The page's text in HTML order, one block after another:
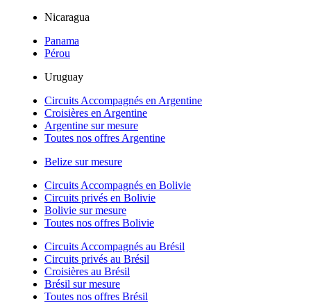
Nicaragua
Panama
Pérou
Uruguay
Circuits Accompagnés en Argentine
Croisières en Argentine
Argentine sur mesure
Toutes nos offres Argentine
Belize sur mesure
Circuits Accompagnés en Bolivie
Circuits privés en Bolivie
Bolivie sur mesure
Toutes nos offres Bolivie
Circuits Accompagnés au Brésil
Circuits privés au Brésil
Croisières au Brésil
Brésil sur mesure
Toutes nos offres Brésil